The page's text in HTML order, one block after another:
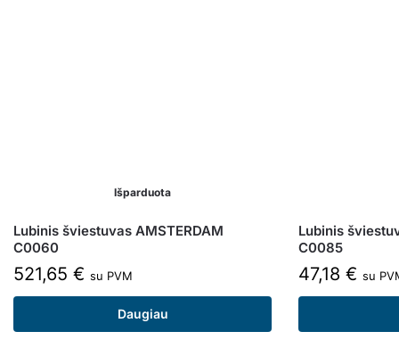
Išparduota
Lubinis šviestuvas AMSTERDAM
C0060
521,65 € su PVM
Daugiau
Lubinis
C0085
47,18 € su